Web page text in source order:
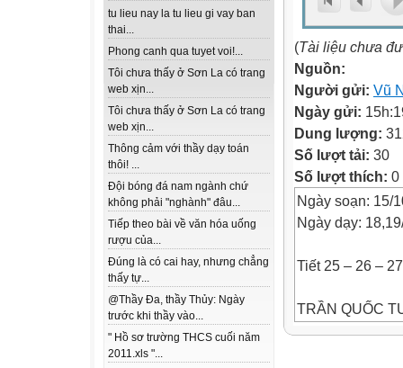
tu lieu nay la tu lieu gi vay ban
thai...
Phong canh qua tuyet voi!...
Tôi chưa thấy ở Sơn La có trang
web xịn...
Tôi chưa thấy ở Sơn La có trang
web xịn...
Thông cảm với thầy dạy toán
thôi! ...
Đội bóng đá nam ngành chứ
không phải "nghành" đâu...
Tiếp theo bài về văn hóa uống
rượu của...
Đúng là có cai hay, nhưng chẳng
thấy tự...
@Thầy Đa, thầy Thủy: Ngày
trước khi thầy vào...
" Hồ sơ trường THCS cuối năm
2011.xls "...
(Tài liệu chưa
Nguồn:
Người gửi: Vũ
Ngày gửi:
Dung lượng:
Số lượt tải: 30
Số lượt thích: 0
Ngày soạn: 15/
Ngày dạy:
Tiết 25 – 26 –
TRẦN QUỐC